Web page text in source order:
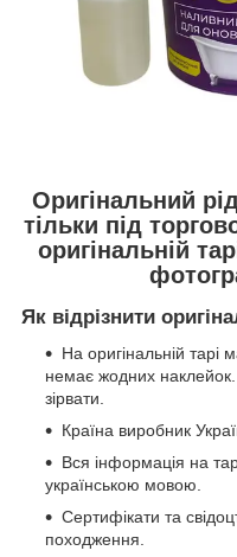
Оригінальний
тільки під
оригінальній
Як відрізнити
На оригінальній тарі
немає жодних
зірвати.
Країна виробник
Вся інформація на
українською мовою.
Сертифікати та
походження.